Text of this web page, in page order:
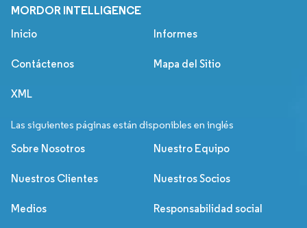
MORDOR INTELLIGENCE
Inicio Informes
Contáctenos Mapa del Sitio
XML
Las siguientes páginas están disponibles en inglés
Sobre Nosotros Nuestro Equipo
Nuestros Clientes Nuestros Socios
Medios Responsabilidad social